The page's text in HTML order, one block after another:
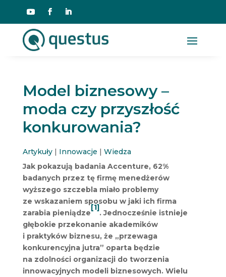
Model biznesowy –
moda czy przyszłość
konkurowania?
Artykuły| Innowacje | Wiedza
Jak pokazują badania Accenture, 62%
badanych przez tę firmę menedżerów
wyższego szczebla miało problemy
ze wskazaniem sposobu w jaki ich firma
zarabia pieniądze
[1]
. Jednocześnie istnieje
głębokie przekonanie akademików
i praktyków biznesu, że „przewaga
konkurencyjna jutra” oparta będzie
na zdolności organizacji do tworzenia
innowacyjnych modeli biznesowych. Wielu